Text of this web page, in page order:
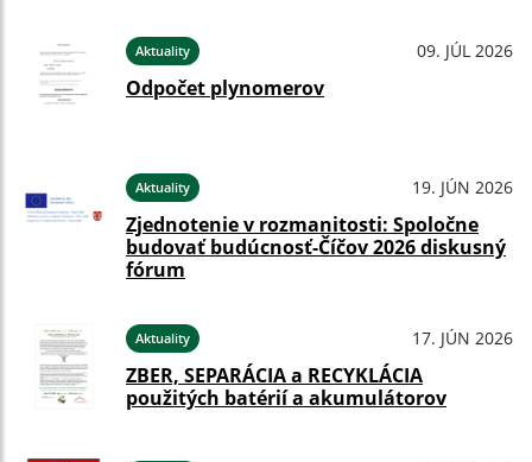
Aktuality 09. JÚL 2026
Odpočet plynomerov
Aktuality 19. JÚN 2026
Zjednotenie v rozmanitosti: Spoločne
budovať budúcnosť-Číčov 2026 diskusný
fórum
Aktuality 17. JÚN 2026
ZBER, SEPARÁCIA a RECYKLÁCIA
použitých batérií a akumulátorov